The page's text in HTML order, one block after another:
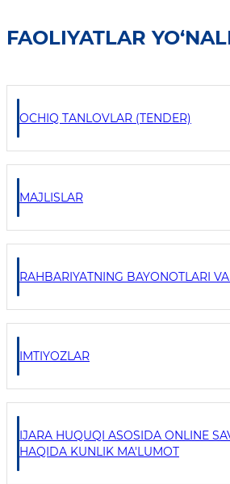
FAOLIYATLAR
OCHIQ TANLOVLAR (TENDER)
MAJLISLAR
RAHBARIYATNING BAYONOTLARI
IMTIYOZLAR
IJARA HUQUQI ASOSIDA ONLINE
HAQIDA KUNLIK MA'LUMOT